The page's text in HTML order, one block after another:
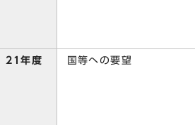
21年度 国等への要望